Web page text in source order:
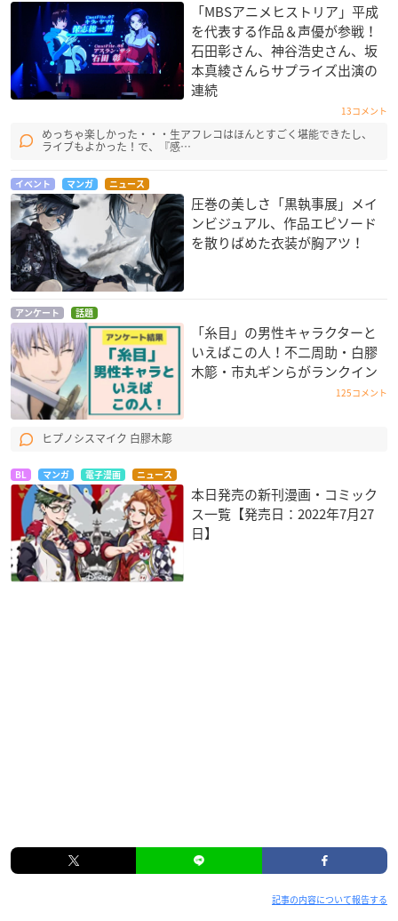
「MBSアニメヒストリア」平成
を代表する作品＆声優が参戦！
石田彰さん、神谷浩史さん、坂
本真綾さんらサプライズ出演の
連続
13コメント
めっちゃ楽しかった・・・生アフレコはほんとすごく堪能できたし、
ライブもよかった！で、『感…
イベント マンガ ニュース
圧巻の美しさ「黒執事展」メイ
ンビジュアル、作品エピソード
を散りばめた衣装が胸アツ！
アンケート 話題
「糸目」の男性キャラクターと
いえばこの人！不二周助・白膠
木簓・市丸ギンらがランクイン
125コメント
ヒプノシスマイク 白膠木簓
BL マンガ 電子漫画 ニュース
本日発売の新刊漫画・コミック
ス一覧【発売日：2022年7月27
日】
記事の内容について報告する